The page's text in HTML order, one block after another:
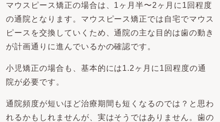
マウスピース矯正の場合は、1ヶ月半〜2ヶ月に1回程度
の通院となります。マウスピース矯正では自宅でマウス
ピースを交換していくため、通院の主な目的は歯の動き
が計画通りに進んでいるかの確認です。
小児矯正の場合も、基本的には1.2ヶ月に1回程度の通
院が必要です。
通院頻度が短いほど治療期間も短くなるのでは？と思わ
れるかもしれませんが、実はそうではありません。歯の